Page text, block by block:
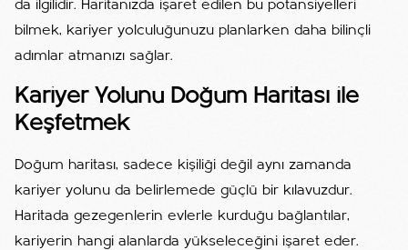
da ilgilidir. Haritanızda işaret edilen bu potansiyelleri
bilmek, kariyer yolculuğunuzu planlarken daha bilinçli
adımlar atmanızı sağlar.
Kariyer Yolunu Doğum Haritası ile
Keşfetmek
Doğum haritası, sadece kişiliği değil aynı zamanda
kariyer yolunu da belirlemede güçlü bir kılavuzdur.
Haritada gezegenlerin evlerle kurduğu bağlantılar,
kariyerin hangi alanlarda yükseleceğini işaret eder.